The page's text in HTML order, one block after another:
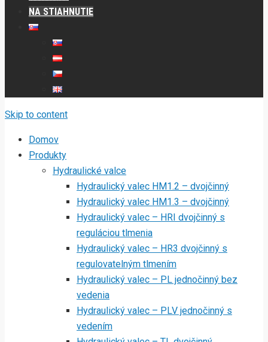
NA STIAHNUTIE
Skip to content
Domov
Produkty
Hydraulické valce
Hydraulický valec HM1.2 – dvojčinný
Hydraulický valec HM1.3 – dvojčinný
Hydraulický valec – HRI dvojčinný s
reguláciou tlmenia
Hydraulický valec – HR3 dvojčinný s
regulovatelným tlmením
Hydraulický valec – PL jednočinný bez
vedenia
Hydraulický valec – PLV jednočinný s
vedením